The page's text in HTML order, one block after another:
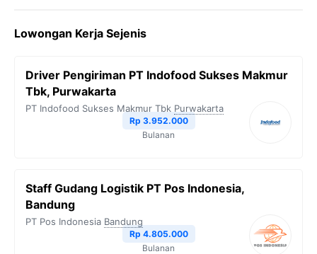
e
o
o
t
e
e
r
a
t
A
p
y
i
k
Lowongan Kerja Sejenis
Driver Pengiriman PT Indofood Sukses Makmur
Tbk, Purwakarta
PT Indofood Sukses Makmur Tbk Purwakarta
Rp 3.952.000
Bulanan
Staff Gudang Logistik PT Pos Indonesia,
Bandung
PT Pos Indonesia Bandung
Rp 4.805.000
Bulanan